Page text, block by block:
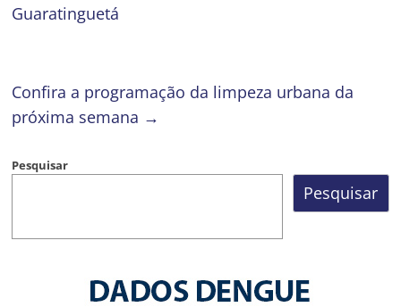
Guaratinguetá
Confira a programação da limpeza urbana da
próxima semana →
Pesquisar
Pesquisar